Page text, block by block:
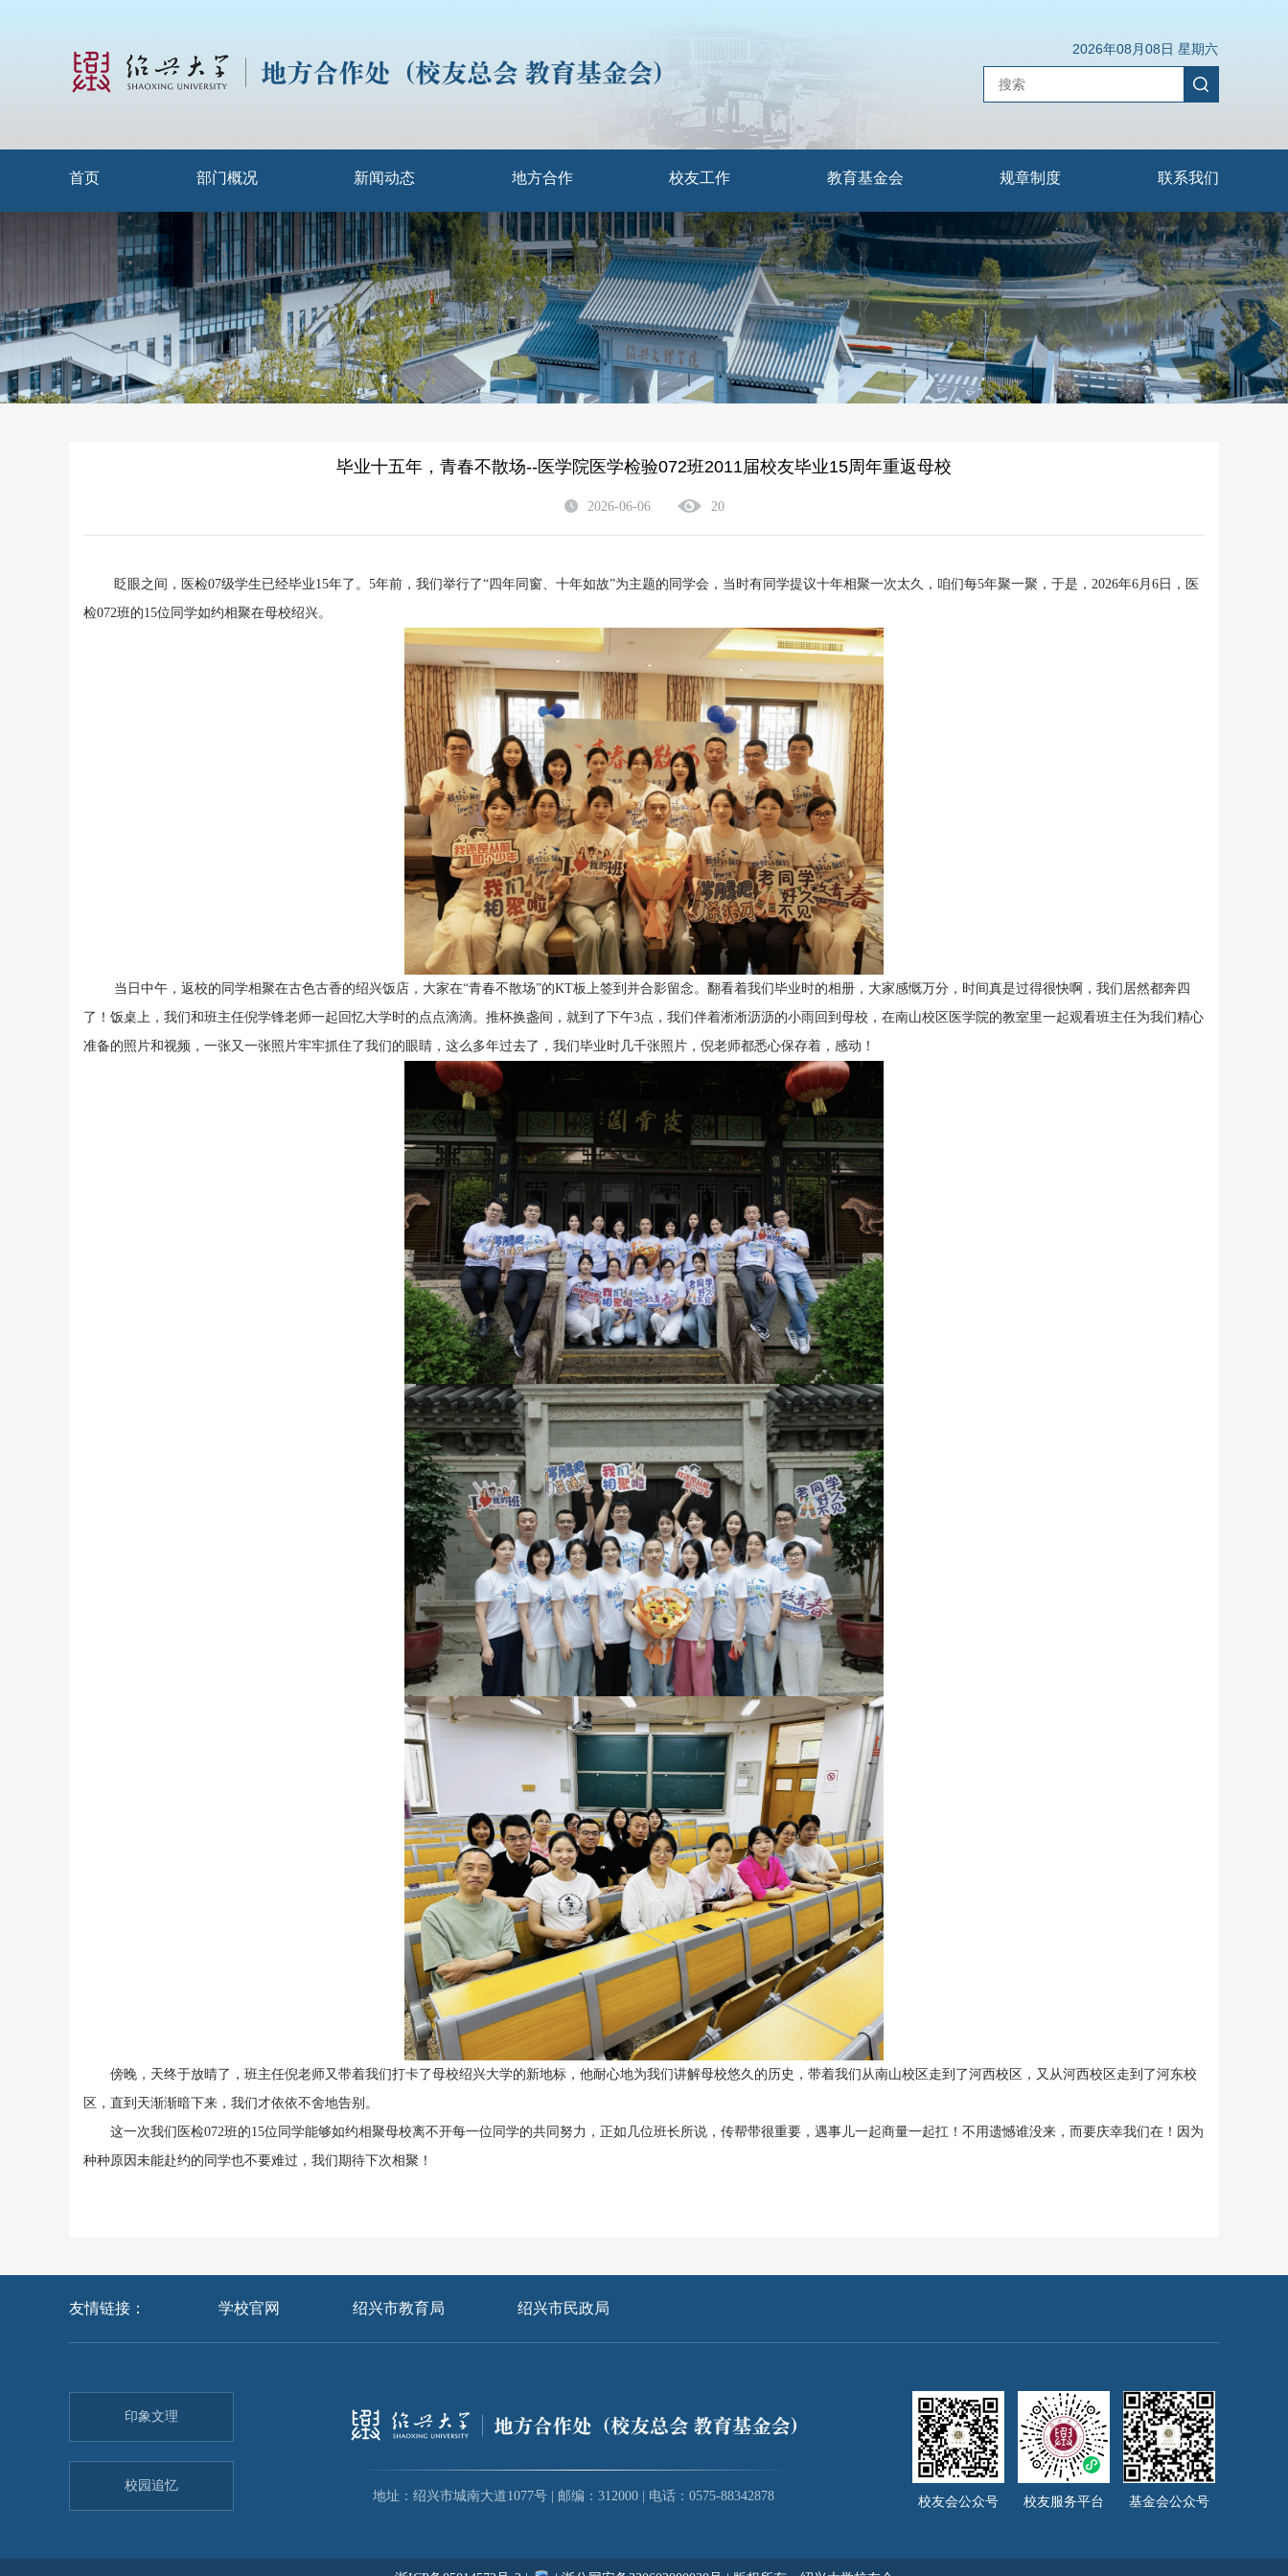
2026年08月08日 星期六
首页 部门概况 新闻动态 地方合作 校友工作 教育基金会 规章制度 联系我们
毕业十五年，青春不散场--医学院医学检验072班2011届校友毕业15周年重返母校
2026-06-06 20
眨眼之间，医检07级学生已经毕业15年了。5年前，我们举行了“四年同窗、十年如故”为主题的同学会，当时有同学提议十年相聚一次太久，咱们每5年聚一聚，于是，2026年6月6日，医
检072班的15位同学如约相聚在母校绍兴。
当日中午，返校的同学相聚在古色古香的绍兴饭店，大家在“青春不散场”的KT板上签到并合影留念。翻看着我们毕业时的相册，大家感慨万分，时间真是过得很快啊，我们居然都奔四
了！饭桌上，我们和班主任倪学锋老师一起回忆大学时的点点滴滴。推杯换盏间，就到了下午3点，我们伴着淅淅沥沥的小雨回到母校，在南山校区医学院的教室里一起观看班主任为我们精心
准备的照片和视频，一张又一张照片牢牢抓住了我们的眼睛，这么多年过去了，我们毕业时几千张照片，倪老师都悉心保存着，感动！
傍晚，天终于放晴了，班主任倪老师又带着我们打卡了母校绍兴大学的新地标，他耐心地为我们讲解母校悠久的历史，带着我们从南山校区走到了河西校区，又从河西校区走到了河东校
区，直到天渐渐暗下来，我们才依依不舍地告别。
这一次我们医检072班的15位同学能够如约相聚母校离不开每一位同学的共同努力，正如几位班长所说，传帮带很重要，遇事儿一起商量一起扛！不用遗憾谁没来，而要庆幸我们在！因为
种种原因未能赴约的同学也不要难过，我们期待下次相聚！
友情链接： 学校官网 绍兴市教育局 绍兴市民政局
印象文理
校园追忆
地址：绍兴市城南大道1077号 | 邮编：312000 | 电话：0575-88342878 校友会公众号 校友服务平台 基金会公众号